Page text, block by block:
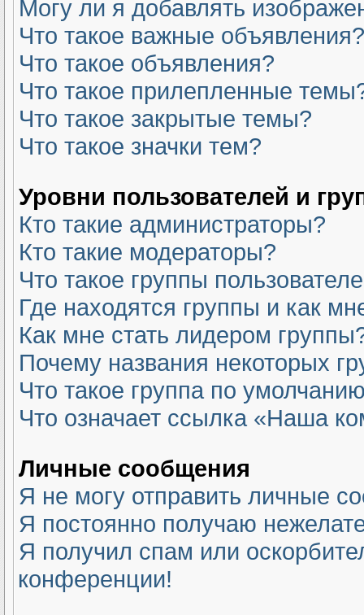
Могу ли я добавлять
Что такое важные объявления?
Что такое объявления?
Что такое прилепленные
Что такое закрытые темы?
Что такое значки тем?
Уровни пользователей и
Кто такие администраторы?
Кто такие модераторы?
Что такое группы
Где находятся группы и как
Как мне стать лидером
Почему названия некоторых
Что такое группа по
Что означает ссылка «Наша
Личные сообщения
Я не могу отправить личные
Я постоянно получаю
Я получил спам или
конференции!